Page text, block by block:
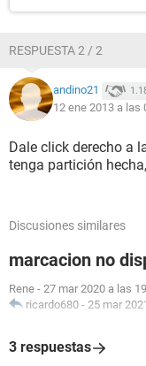
RESPUESTA 2 / 2
andino21
12 ene 2013 a las
Dale click derecho a
tenga partición
Discusiones similares
marcacion no
Rene - 27 mar 2020 a las
ricardo680 - 25 mar
3 respuestas